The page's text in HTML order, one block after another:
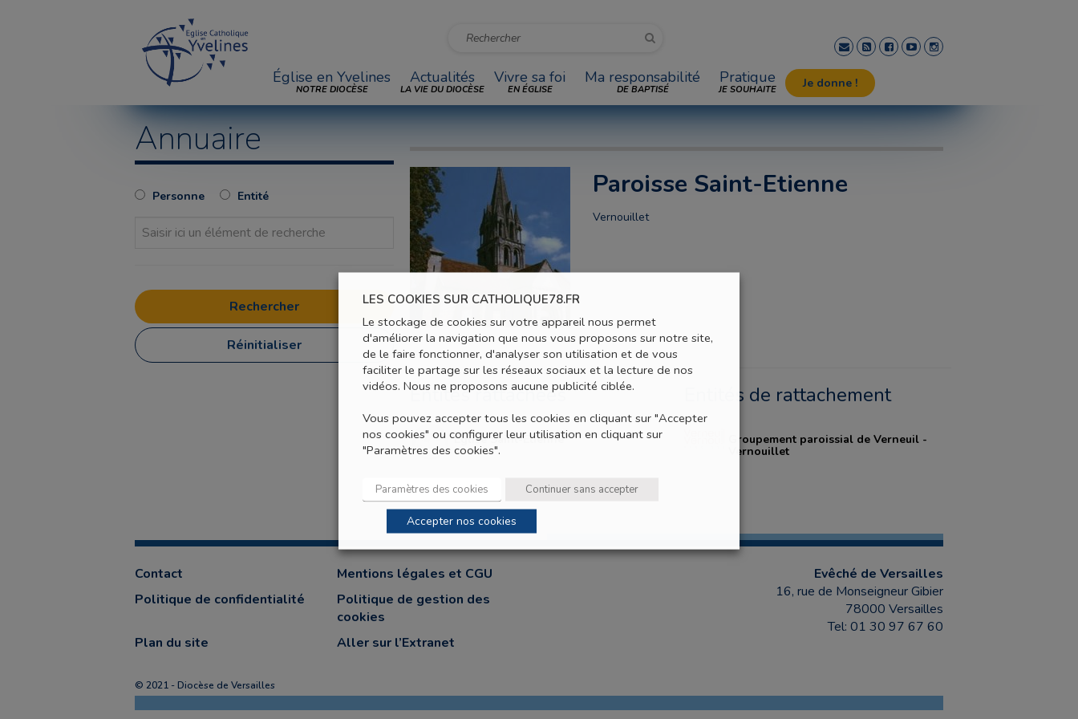
Église en Yvelines
NOTRE DIOCÈSE
Actualités
LA VIE DU DIOCÈSE
Vivre sa foi
EN ÉGLISE
Ma responsabilité
DE BAPTISÉ
Pratique
JE SOUHAITE Je donne !
Annuaire
Personne Entité
Réinitialiser
Paroisse Saint-Etienne
Vernouillet
Entités rattachées
Eglise Saint-Etienne
Entités de rattachement
Groupement paroissial de Verneuil -
Vernouillet
Contact
Mentions légales et CGU
Politique de confidentialité
Politique de gestion des
cookies
Plan du site
Aller sur l’Extranet
Evêché de Versailles
16, rue de Monseigneur Gibier
78000 Versailles
Tel: 01 30 97 67 60
© 2021 - Diocèse de Versailles
LES COOKIES SUR CATHOLIQUE78.FR
Le stockage de cookies sur votre appareil nous permet
d'améliorer la navigation que nous vous proposons sur notre site,
de le faire fonctionner, d'analyser son utilisation et de vous
faciliter le partage sur les réseaux sociaux et la lecture de nos
vidéos. Nous ne proposons aucune publicité ciblée.
Vous pouvez accepter tous les cookies en cliquant sur "Accepter
nos cookies" ou configurer leur utilisation en cliquant sur
"Paramètres des cookies".
Paramètres des cookies Continuer sans accepter
Accepter nos cookies